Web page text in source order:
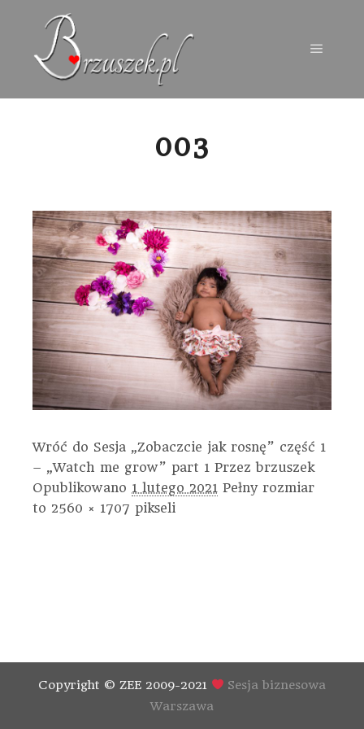
003
Wróć do Sesja „Zobaczcie jak rosnę” część 1
– „Watch me grow” part 1 Przezbrzuszek
Opublikowano 1 lutego 2021 Pełny rozmiar
to 2560 × 1707 pikseli
Copyright © ZEE 2009-2021
Sesja biznesowa
Warszawa